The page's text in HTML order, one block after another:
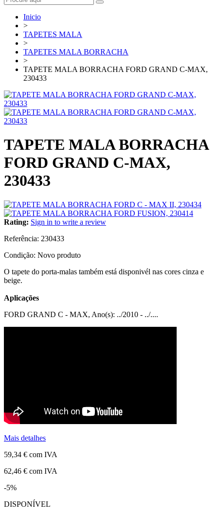
Inicio
>
TAPETES MALA
>
TAPETES MALA BORRACHA
>
TAPETE MALA BORRACHA FORD GRAND C-MAX,
230433
TAPETE MALA BORRACHA
FORD GRAND C-MAX,
230433
Rating: Sign in to write a review
Referência: 230433
Condição: Novo produto
O tapete do porta-malas também está disponivél nas cores cinza e
beige.
Aplicações
FORD GRAND C - MAX, Ano(s): ../2010 - ../....
Mais detalhes
59,34 € com IVA
62,46 € com IVA
-5%
DISPONÍVEL